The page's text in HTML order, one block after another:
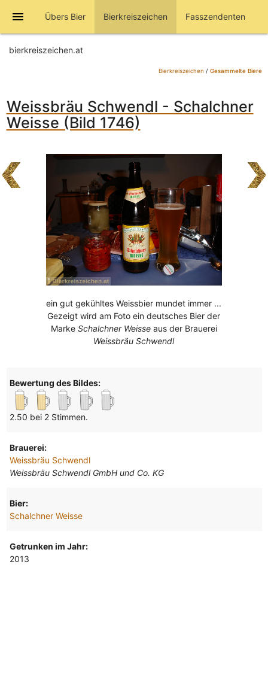
menu Übers Bier Bierkreiszeichen Fasszendenten
bierkreiszeichen.at
Bierkreiszeichen / Gesammelte Biere
Weissbräu Schwendl - Schalchner
Weisse (Bild 1746)
ein gut gekühltes Weissbier mundet immer ...
Gezeigt wird am Foto ein deutsches Bier der
Marke Schalchner Weisse aus der Brauerei
Weissbräu Schwendl
Bewertung des Bildes:
2.50 bei 2 Stimmen.
Brauerei:
Weissbräu Schwendl
Weissbräu Schwendl GmbH und Co. KG
Bier:
Schalchner Weisse
Getrunken im Jahr:
2013